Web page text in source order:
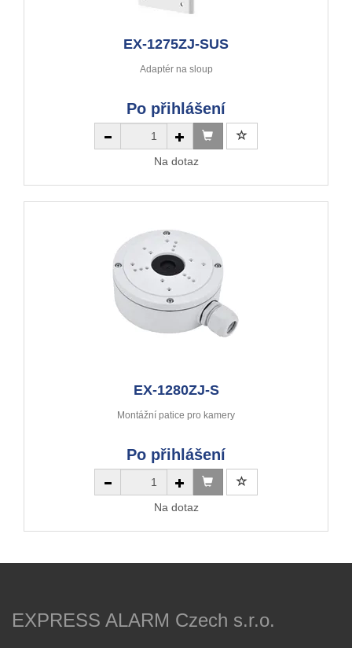
EX-1275ZJ-SUS
Adaptér na sloup
Po přihlášení
Na dotaz
EX-1280ZJ-S
Montážní patice pro kamery
Po přihlášení
Na dotaz
EXPRESS ALARM Czech s.r.o.